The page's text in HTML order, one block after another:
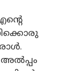
അൽപ്പം